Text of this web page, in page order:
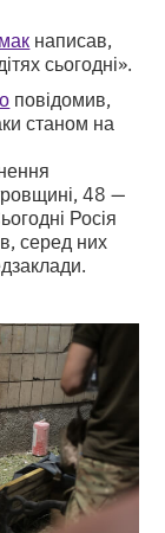
написав,
сьогодні».
повідомив,
станом на
48 —
Росія
серед них